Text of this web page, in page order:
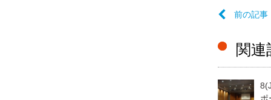
前の記事
関連